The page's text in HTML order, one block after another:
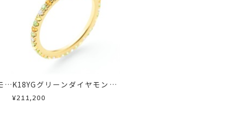
カラーストーン
商品を交換させていただきます。
ンK18YGグリーンダイヤモンド/
カラーサファイア/ダイヤモン
¥211,200